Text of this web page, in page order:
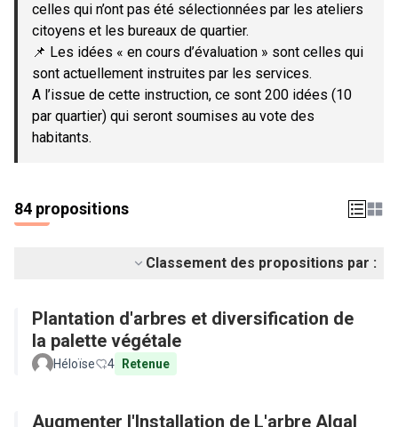
celles qui n’ont pas été sélectionnées par les ateliers
citoyens et les bureaux de quartier.
📌 Les idées « en cours d’évaluation » sont celles qui
sont actuellement instruites par les services.
A l’issue de cette instruction, ce sont 200 idées (10
par quartier) qui seront soumises au vote des
habitants.
84 propositions
Classement des propositions par :
Plantation d'arbres et diversification de
la palette végétale
Héloïse 4 Retenue
Augmenter l'Installation de L'arbre Algal